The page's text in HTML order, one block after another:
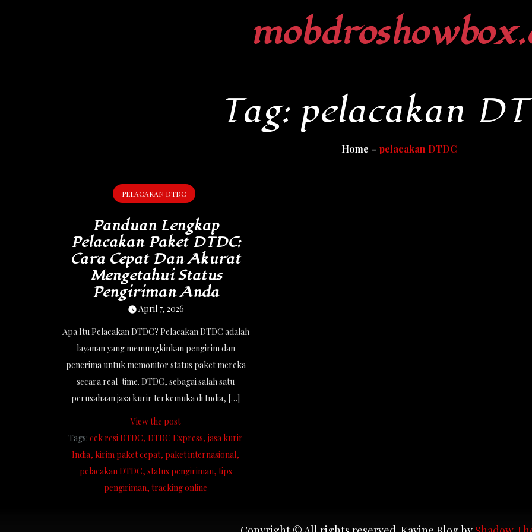
Tag: pelacakan
Home pelacakan DTDC
PELACAKAN DTDC
Panduan Lengkap
Pelacakan Paket DTDC:
Cara Cepat Dan Akurat
Mengetahui Status
Pengiriman Anda
April 7, 2026
Apa Itu Pelacakan DTDC? Pelacakan DTDC adalah
layanan yang memungkinkan pengirim dan
penerima untuk memonitor status paket mereka
secara real-time. DTDC, sebagai salah satu
perusahaan jasa kurir terkemuka di India, […]
View the post
Tags:cek resi DTDC DTDC Express jasa kurir
India kirim paket cepat paket internasional
pelacakan DTDC status pengiriman tips
pengiriman tracking online